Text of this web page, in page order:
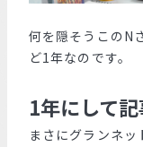
何を隠そうこのN
ど1年なのです。
1年にして
まさにグランネッ